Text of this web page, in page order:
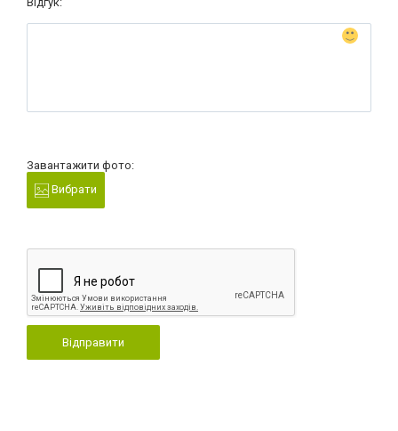
Завантажити фото:
Вибрати
Відправити